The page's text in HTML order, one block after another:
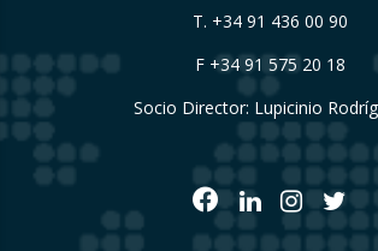
T. +34 91 436 00 90
F +34 91 575 20 18
Socio Director: Lupicinio